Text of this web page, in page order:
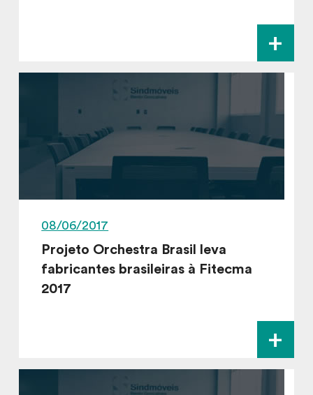
+
08/06/2017
Projeto Orchestra Brasil leva
fabricantes brasileiras à Fitecma
2017
+